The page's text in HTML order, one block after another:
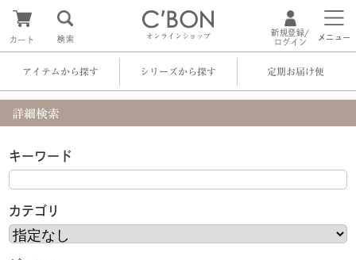
オンラインショップ
カート 検索
新規登録/
ログイン
メニュー
アイテムから探す シリーズから探す 定期お届け便
詳細検索
キーワード
カテゴリ